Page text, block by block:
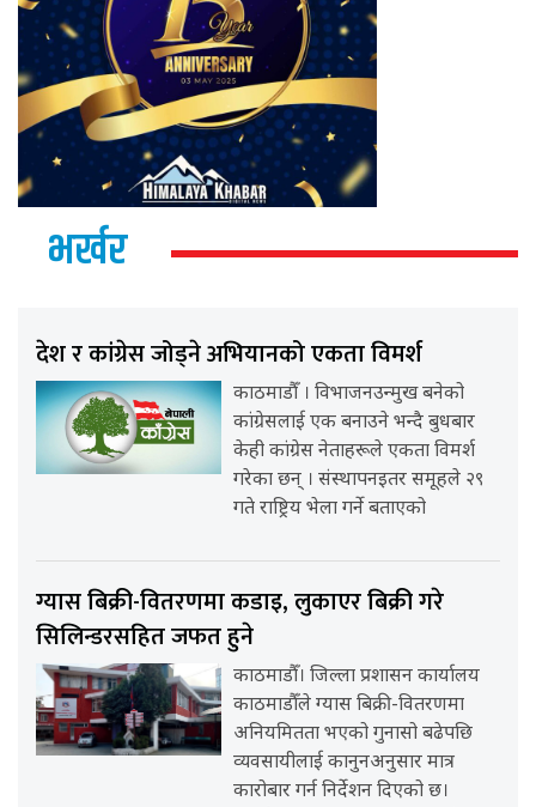
भर्खर
देश र कांग्रेस जोड्ने अभियानको एकता विमर्श
काठमाडौँ । विभाजनउन्मुख बनेको
कांग्रेसलाई एक बनाउने भन्दै बुधबार
केही कांग्रेस नेताहरूले एकता विमर्श
गरेका छन् । संस्थापनइतर समूहले २९
गते राष्ट्रिय भेला गर्ने बताएको
ग्यास बिक्री-वितरणमा कडाइ, लुकाएर बिक्री गरे
सिलिन्डरसहित जफत हुने
काठमाडौँ। जिल्ला प्रशासन कार्यालय
काठमाडौँले ग्यास बिक्री-वितरणमा
अनियमितता भएको गुनासो बढेपछि
व्यवसायीलाई कानुनअनुसार मात्र
कारोबार गर्न निर्देशन दिएको छ।